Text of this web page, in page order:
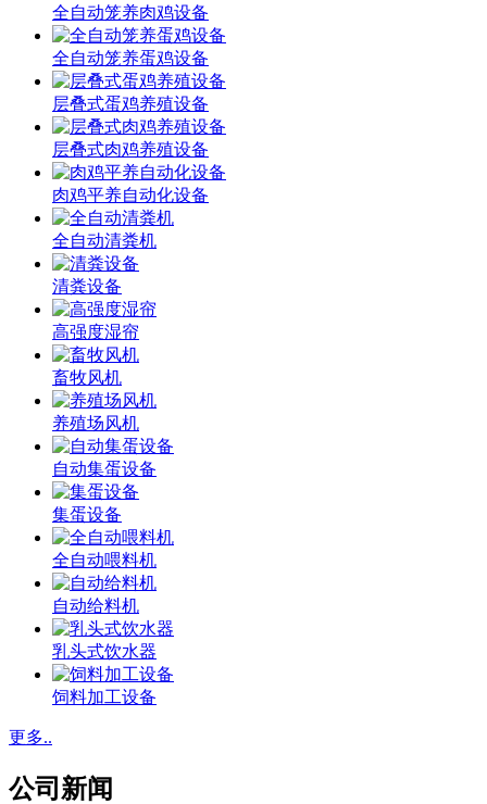
全自动笼养肉鸡设备
全自动笼养蛋鸡设备
层叠式蛋鸡养殖设备
层叠式肉鸡养殖设备
肉鸡平养自动化设备
全自动清粪机
清粪设备
高强度湿帘
畜牧风机
养殖场风机
自动集蛋设备
集蛋设备
全自动喂料机
自动给料机
乳头式饮水器
饲料加工设备
更多..
公司新闻